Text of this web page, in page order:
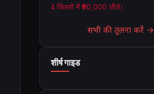
4 किस्तों में ₹90,000 जीते।
सभी की तुलना करें →
शीर्ष गाइड